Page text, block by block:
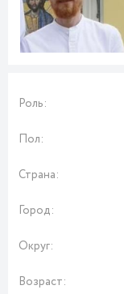
Роль:
Пол:
Страна:
Город:
Округ:
Возраст: